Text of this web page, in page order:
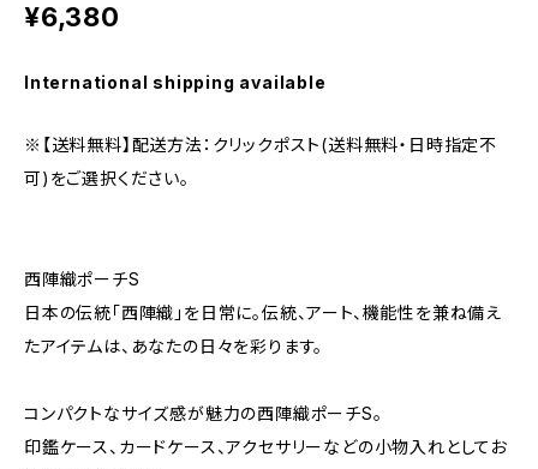
¥6,380
International shipping available
※【送料無料】配送方法：クリックポスト(送料無料・日時指定不
可)をご選択ください。
西陣織ポーチS
日本の伝統「西陣織」を日常に。伝統、アート、機能性を兼ね備え
たアイテムは、あなたの日々を彩ります。
コンパクトなサイズ感が魅力の西陣織ポーチS。
印鑑ケース、カードケース、アクセサリーなどの小物入れとしてお